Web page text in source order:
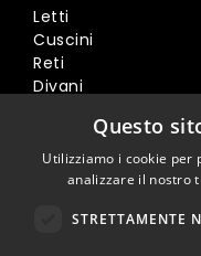
Letti
Cuscini
Reti
Divani
Accessori
Acquista materasso
Test Del Materasso
Questo
Utilizziamo i cookie per
analizzare il nostro
STRETTAMENTE